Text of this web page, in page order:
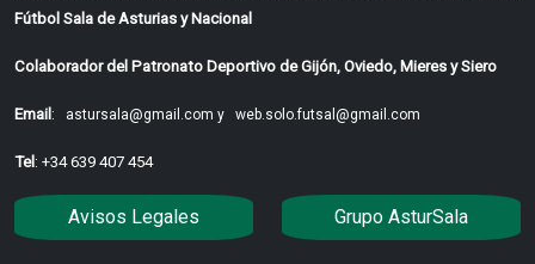
Fútbol Sala de Asturias y Nacional
Colaborador del Patronato Deportivo de Gijón, Oviedo, Mieres y Siero
Email: astursala@gmail.com y web.solo.futsal@gmail.com
Tel: +34 639 407 454
Avisos Legales Grupo AsturSala